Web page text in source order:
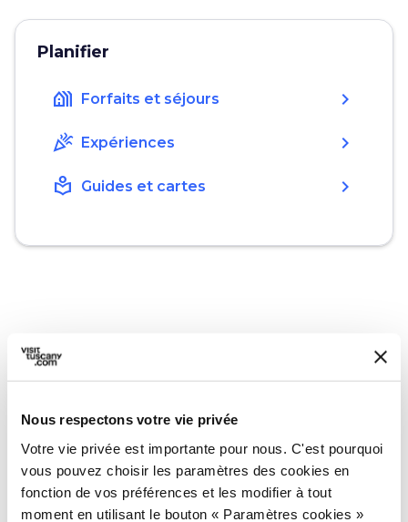
Nous respectons votre vie privée
Votre vie privée est importante pour nous. C'est pourquoi
vous pouvez choisir les paramètres des cookies en
fonction de vos préférences et les modifier à tout
moment en utilisant le bouton « Paramètres cookies »
Planifier
holiday_village Forfaits et séjours chevron_right
celebration Expériences chevron_right
local_library Guides et cartes chevron_right
La découverte commence
itinéraires, les événements et les conseils pour
votre voyage
Idées map Voir sur la carte